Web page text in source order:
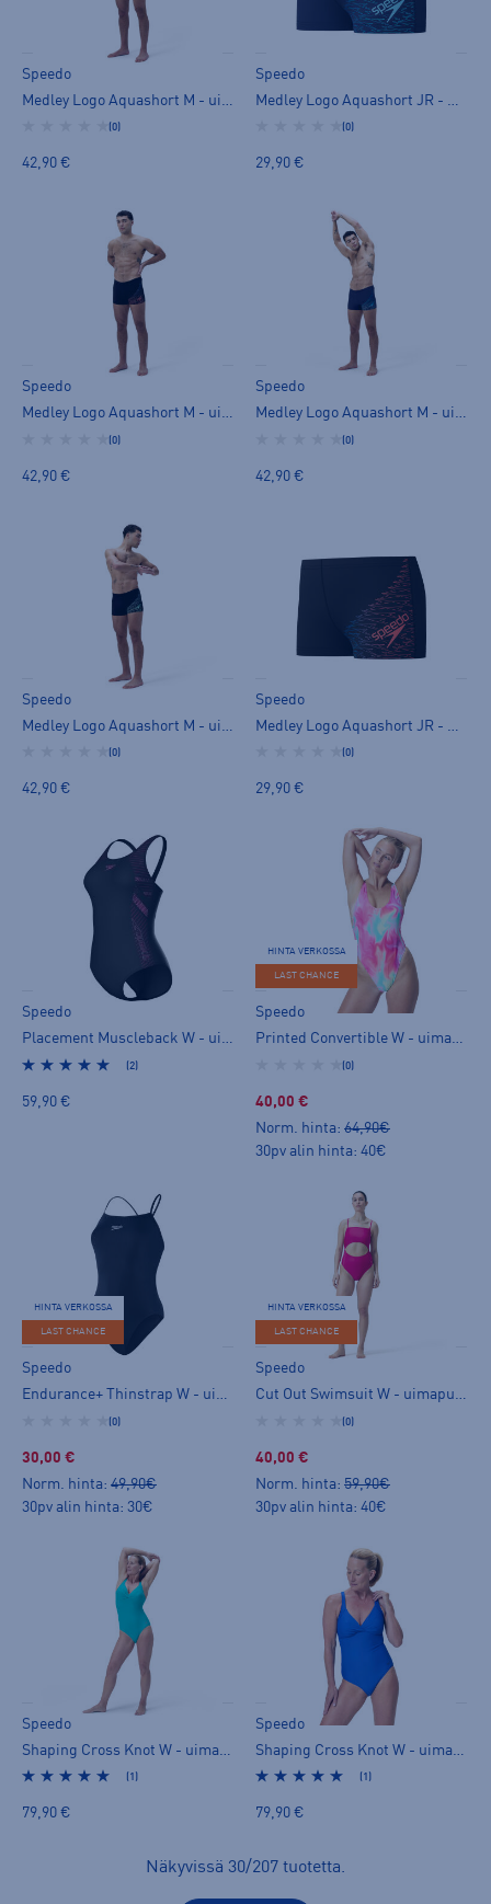
Speedo
(0)
42,90 €
Speedo
(0)
29,90 €
Speedo
Medley Logo Aquashort M - uimahousut
(0)
42,90 €
Speedo
Medley Logo Aquashort M - uimahousut
(0)
42,90 €
Speedo
Medley Logo Aquashort M - uimahousut
(0)
42,90 €
Speedo
Medley Logo Aquashort JR - uimahousut
(0)
29,90 €
Speedo
Placement Muscleback W - uimapuku
(2)
59,90 €
HINTA VERKOSSA
LAST CHANCE
Speedo
Printed Convertible W - uimapuku
(0)
40,00 €
Norm. hinta: 64,90€
30pv alin hinta: 40€
HINTA VERKOSSA
LAST CHANCE
Speedo
Endurance+ Thinstrap W - uimapuku
(0)
30,00 €
Norm. hinta: 49,90€
30pv alin hinta: 30€
HINTA VERKOSSA
LAST CHANCE
Speedo
Cut Out Swimsuit W - uimapuku
(0)
40,00 €
Norm. hinta: 59,90€
30pv alin hinta: 40€
Speedo
(1)
79,90 €
Speedo
(1)
79,90 €
Näkyvissä 30/207 tuotetta.